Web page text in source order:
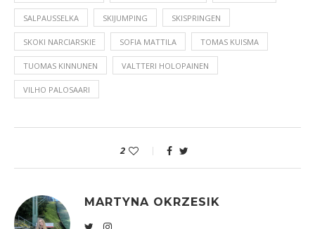
SALPAUSSELKA SKIJUMPING SKISPRINGEN
SKOKI NARCIARSKIE SOFIA MATTILA TOMAS KUISMA
TUOMAS KINNUNEN VALTTERI HOLOPAINEN
VILHO PALOSAARI
2
MARTYNA OKRZESIK